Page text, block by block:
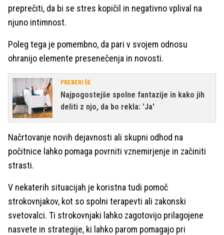
preprečiti, da bi se stres kopičil in negativno vplival na
njuno intimnost.
Poleg tega je pomembno, da pari v svojem odnosu
ohranijo elemente presenečenja in novosti.
PREBERI ŠE
Najpogostejše spolne fantazije in kako jih
deliti z njo, da bo rekla: 'Ja'
Načrtovanje novih dejavnosti ali skupni odhod na
počitnice lahko pomaga povrniti vznemirjenje in začiniti
strasti.
V nekaterih situacijah je koristna tudi pomoč
strokovnjakov, kot so spolni terapevti ali zakonski
svetovalci. Ti strokovnjaki lahko zagotovijo prilagojene
nasvete in strategije, ki lahko parom pomagajo pri